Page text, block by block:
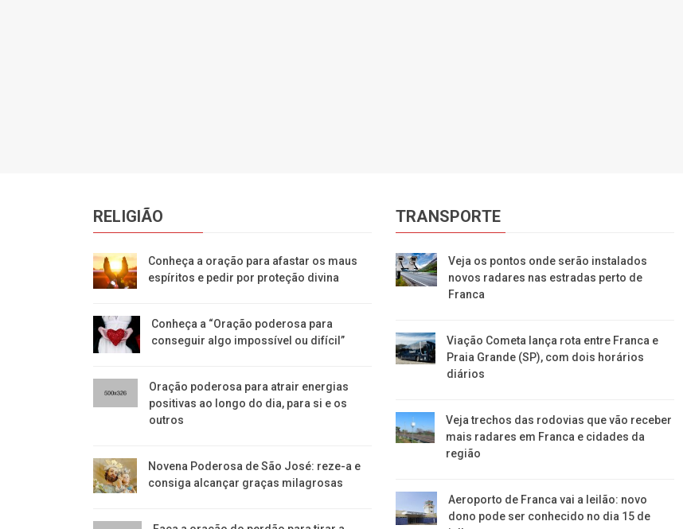
RELIGIÃO
Conheça a oração para afastar os maus
espíritos e pedir por proteção divina
Conheça a “Oração poderosa para
conseguir algo impossível ou difícil”
Oração poderosa para atrair energias
positivas ao longo do dia, para si e os
outros
Novena Poderosa de São José: reze-a e
consiga alcançar graças milagrosas
TRANSPORTE
Veja os pontos onde serão instalados
novos radares nas estradas perto de
Franca
Viação Cometa lança rota entre Franca e
Praia Grande (SP), com dois horários
diários
Veja trechos das rodovias que vão receber
mais radares em Franca e cidades da
região
Aeroporto de Franca vai a leilão: novo
dono pode ser conhecido no dia 15 de